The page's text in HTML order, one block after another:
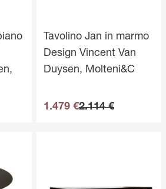
Tavolino Jan in marmo
Design Vincent Van
Duysen, Molteni&C
1.479 €2.114 €